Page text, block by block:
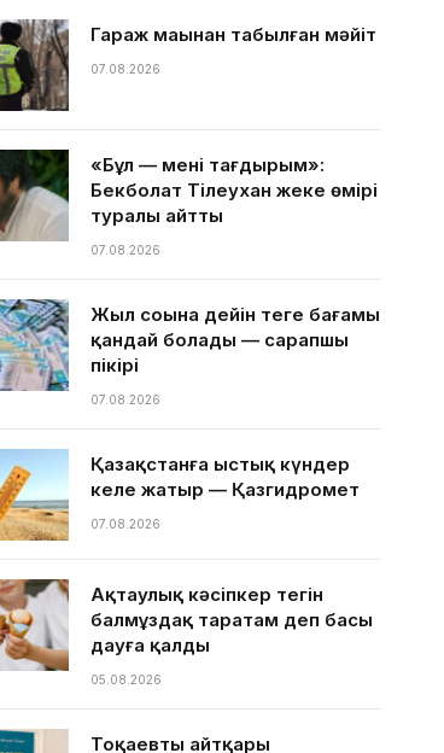
Гараж маңынан табылған мәйіт
07.08.2026
«Бұл — менің тағдырым»:
Бекболат Тілеухан жеке өмірі
туралы айтты
07.08.2026
Жыл соңына дейін теңге бағамы
қандай болады — сарапшы
пікірі
07.08.2026
Қазақстанға ыстық күндер
келе жатыр — Қазгидромет
07.08.2026
Ақтаулық кәсіпкер тегін
балмұздақ таратам деп басы
дауға қалды
05.08.2026
Тоқаевтың айтқары